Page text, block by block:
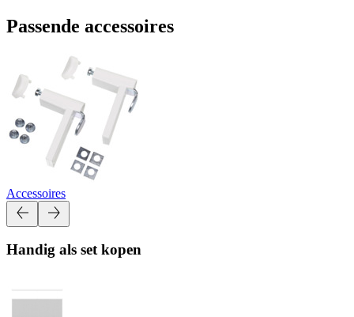
Passende accessoires
Accessoires
Handig als set kopen